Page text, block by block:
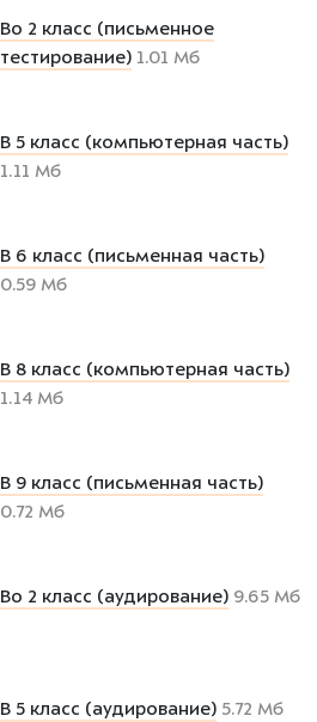
Во 2 класс (письменное
тестирование)1.01 Мб
В 5 класс (компьютерная часть)
1.11 Мб
В 6 класс (письменная часть)
0.59 Мб
В 8 класс (компьютерная часть)
1.14 Мб
В 9 класс (письменная часть)
0.72 Мб
Во 2 класс (аудирование)9.65 Мб
В 5 класс (аудирование)5.72 Мб